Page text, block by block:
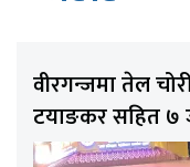
वीरगन्जमा तेल
टयाङकर सहित ७